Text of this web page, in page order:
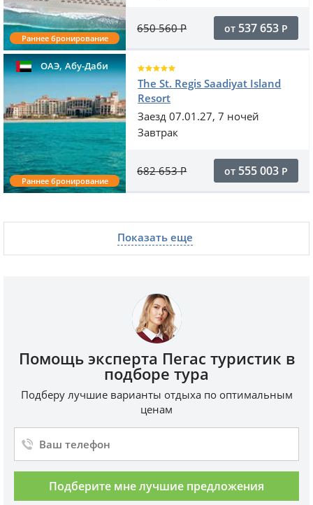
Раннее бронирование
650 560Р от 537 653 Р
ОАЭ,Абу-Даби
Раннее бронирование
The St. Regis Saadiyat Island
Resort
Заезд 07.01.27, 7 ночей
Завтрак
682 653Р от 555 003 Р
Показать еще
Помощь эксперта Пегас туристик в
подборе тура
Подберу лучшие варианты отдыха по оптимальным
ценам
Подберите мне лучшие предложения